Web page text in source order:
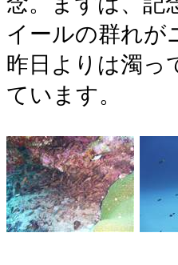
イールの群れが
昨日よりは濁っ
ています。